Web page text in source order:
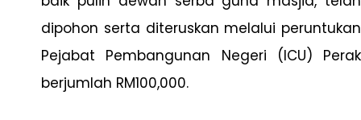
dipohon serta diteruskan melalui peruntukan
Pejabat Pembangunan Negeri (ICU) Perak
berjumlah RM100,000.